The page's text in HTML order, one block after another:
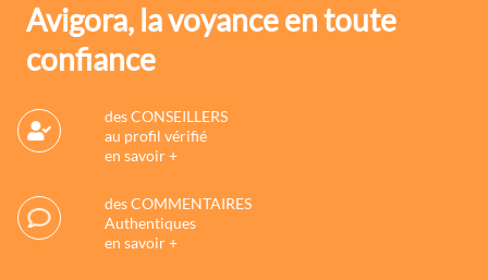
Avigora, la voyance en toute
confiance
des CONSEILLERS
au profil vérifié
en savoir +
des COMMENTAIRES
Authentiques
en savoir +